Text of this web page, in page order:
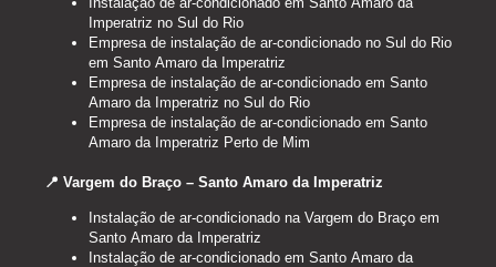
Imperatriz no Sul do Rio
Empresa de instalação de ar-condicionado no Sul do Rio
em Santo Amaro da Imperatriz
Empresa de instalação de ar-condicionado em Santo
Amaro da Imperatriz no Sul do Rio
Empresa de instalação de ar-condicionado em Santo
Amaro da Imperatriz Perto de Mim
📍 Vargem do Braço – Santo Amaro da Imperatriz
Instalação de ar-condicionado na Vargem do Braço em
Santo Amaro da Imperatriz
Instalação de ar-condicionado em Santo Amaro da